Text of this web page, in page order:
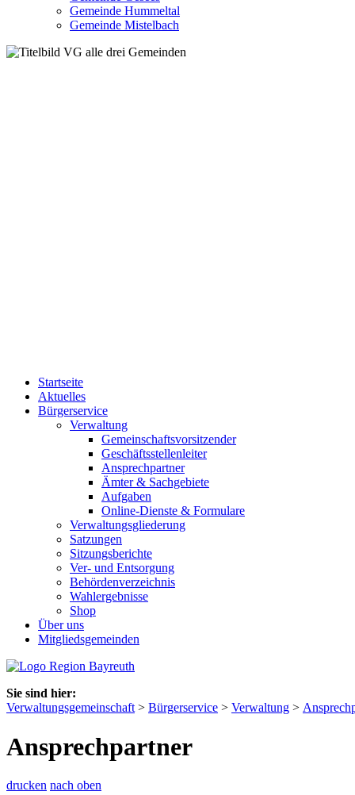
Gemeinde Hummeltal
Gemeinde Mistelbach
Startseite
Aktuelles
Bürgerservice
Verwaltung
Gemeinschaftsvorsitzender
Geschäftsstellenleiter
Ansprechpartner
Ämter & Sachgebiete
Aufgaben
Online-Dienste & Formulare
Verwaltungsgliederung
Satzungen
Sitzungsberichte
Ver- und Entsorgung
Behördenverzeichnis
Wahlergebnisse
Shop
Über uns
Mitgliedsgemeinden
Sie sind hier:
Verwaltungsgemeinschaft > Bürgerservice > Verwaltung >
Ansprechpartner
drucken nach oben